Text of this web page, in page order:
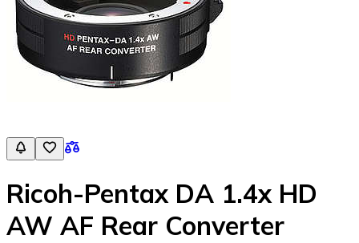
Ricoh-Pentax DA 1.4x HD
AW AF Rear Converter